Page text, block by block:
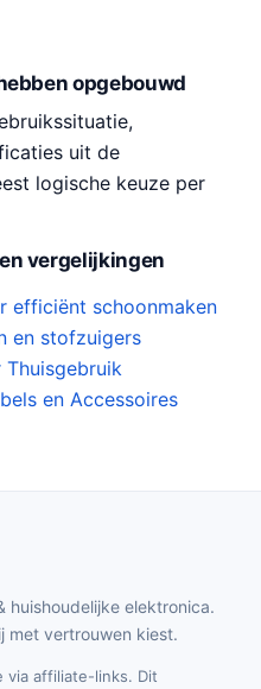
opgebouwd
uit de
logische keuze per
vergelijkingen
efficiënt schoonmaken
en stofzuigers
en Accessoires
huishoudelijke elektronica.
met vertrouwen kiest.
via affiliate-links. Dit